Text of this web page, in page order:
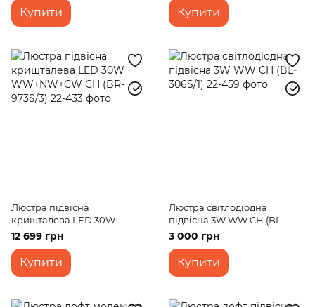
Купити Купити
Люстра підвісна
кришталева LED 30W
WW+NW+CW CH (BR-973S/3)
12 699 грн
Купити
Люстра світлодіодна
підвісна 3W WW CH (BL-
306S/1)
3 000 грн
Купити